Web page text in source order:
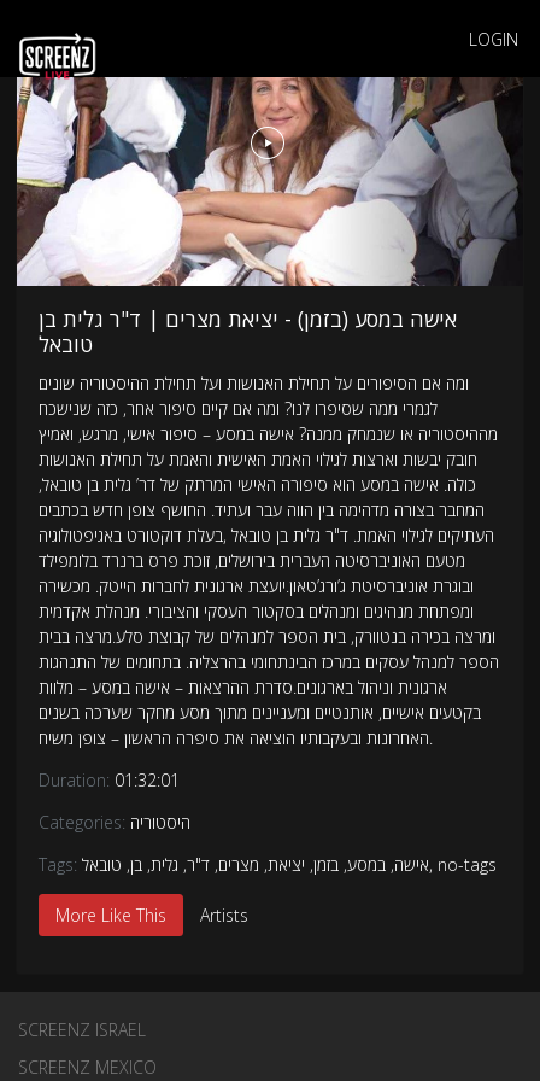
LOGIN
אישה במסע (בזמן) - יציאת מצרים | ד"ר גלית בן
טובאל
ומה אם הסיפורים על תחילת האנושות ועל תחילת ההיסטוריה שונים
לגמרי ממה שסיפרו לנו? ומה אם קיים סיפור אחר, כזה שנישכח
מההיסטוריה או שנמחק ממנה? אישה במסע – סיפור אישי, מרגש, ואמיץ
חובק יבשות וארצות לגילוי האמת האישית והאמת על תחילת האנושות
כולה. אישה במסע הוא סיפורה האישי המרתק של דר’ גלית בן טובאל,
המחבר בצורה מדהימה בין הווה עבר ועתיד. החושף צופן חדש בכתבים
העתיקים לגילוי האמת. ד"ר גלית בן טובאל ,בעלת דוקטורט באגיפטולוגיה
מטעם האוניברסיטה העברית בירושלים, זוכת פרס ברנרד בלומפילד
ובוגרת אוניברסיטת ג’ורג’טאון.יועצת ארגונית לחברות הייטק. מכשירה
ומפתחת מנהיגים ומנהלים בסקטור העסקי והציבורי. מנהלת אקדמית
ומרצה בכירה בנטוורק, בית הספר למנהלים של קבוצת סלע.מרצה בבית
הספר למנהל עסקים במרכז הבינתחומי בהרצליה. בתחומים של התנהגות
ארגונית וניהול בארגונים.סדרת ההרצאות – אישה במסע – מלוות
בקטעים אישיים, אותנטיים ומעניינים מתוך מסע מחקר שערכה בשנים
האחרונות ובעקבותיו הוציאה את סיפרה הראשון – צופן משיח.
Duration: 01:32:01
Categories: היסטוריה
Tags:
אישה,במסע,בזמן, יציאת, מצרים,ד"ר, גלית,בן, טובאל , no-tags
More Like This Artists
SCREENZ ISRAEL
SCREENZ MEXICO